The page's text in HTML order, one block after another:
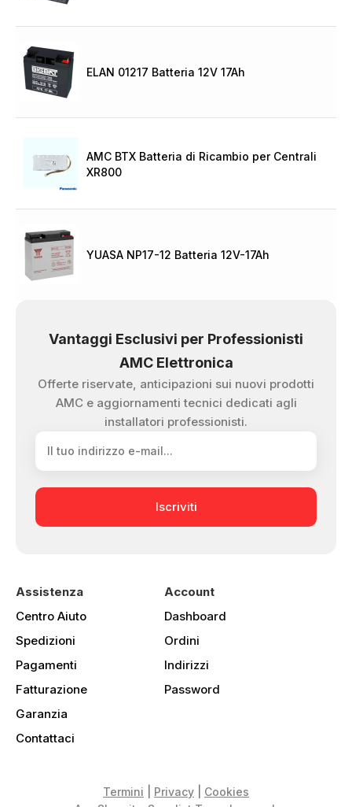
ELAN 01217 Batteria 12V 17Ah
AMC BTX Batteria di Ricambio per Centrali
XR800
YUASA NP17-12 Batteria 12V-17Ah
Vantaggi Esclusivi per Professionisti
AMC Elettronica
Offerte riservate, anticipazioni sui nuovi prodotti
AMC e aggiornamenti tecnici dedicati agli
installatori professionisti.
Iscriviti
Assistenza
Centro Aiuto
Spedizioni
Pagamenti
Fatturazione
Garanzia
Contattaci
Account
Dashboard
Ordini
Indirizzi
Password
Termini Privacy
Cookies